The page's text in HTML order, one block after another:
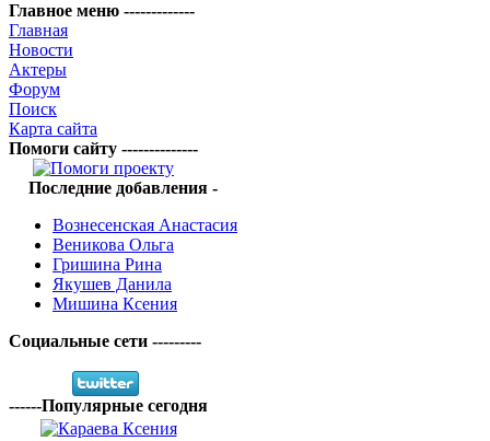
Главное меню -------------
Главная
Новости
Актеры
Форум
Поиск
Карта сайта
Помоги сайту --------------
Последние добавления -
Вознесенская Анастасия
Веникова Ольга
Гришина Рина
Якушев Данила
Мишина Ксения
Социальные сети ---------
------Популярные сегодня